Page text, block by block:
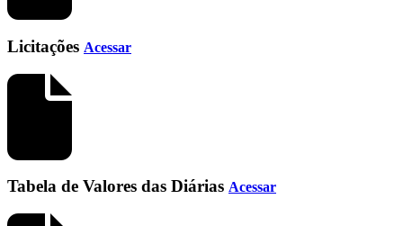
Licitações Acessar
Tabela de Valores das Diárias Acessar